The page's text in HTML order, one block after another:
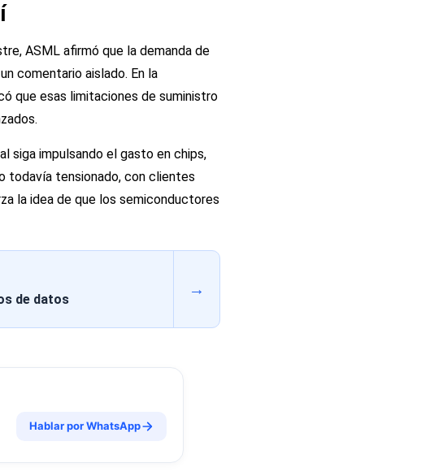
ASML afirmó que la demanda de
comentario aislado. En la
que esas limitaciones de suministro
siga impulsando el gasto en chips,
todavía tensionado, con clientes
la idea de que los semiconductores
de datos
→
Hablar por WhatsApp